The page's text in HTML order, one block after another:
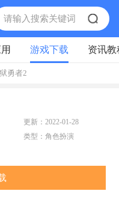
游戏下载 资讯教
勇者2
更新： 2022-01-28
类型： 角色扮演